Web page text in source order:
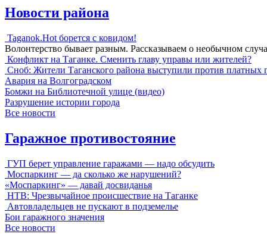
Новости района
Taganok.Hot борется с ковидом!
Волонтерство бывает разным. Рассказываем о необычном
Конфликт на Таганке. Сменить главу управы или жителей?
Сноб: Жители Таганского района выступили против платных
Авария на Волгоградском
Бомжи на Библиотечной улице (видео)
Разрушение истории города
Все новости
Гаражное противостояние
ГУП берет управление гаражами — надо обсудить
Моспаркинг — да сколько же нарушений?
«Моспаркинг» — давай досвиданья
НТВ: Чрезвычайное происшествие на Таганке
Автовладельцев не пускают в подземелье
Бои гаражного значения
Все новости